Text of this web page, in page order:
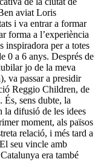
aviat Loris
i va entrar a formar
forma a l’experiència
inspiradora per a totes
0 a 6 anys. Després de
jo de la meva
va passar a presidir
Reggio Children, de
És, sens dubte, la
la difusió de les idees
moment, als països
relació, i més tard a
seu vincle amb
era també